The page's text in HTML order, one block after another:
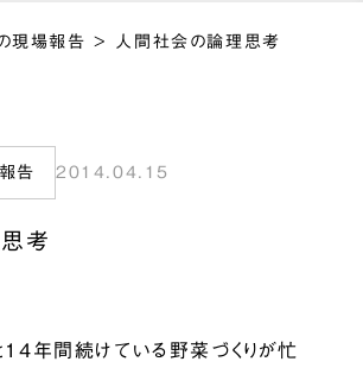
現場報告 > 人間社会の論理思考
告 2014.04.15
考
年間続けている野菜づくりが忙